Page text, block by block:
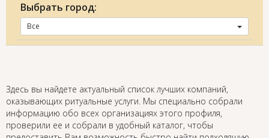
Выбрать город:
Все
Здесь вы найдете актуальный список лучших компаний,
оказывающих ритуальные услуги. Мы специально собрали
информацию обо всех организациях этого профиля,
проверили ее и собрали в удобный каталог, чтобы